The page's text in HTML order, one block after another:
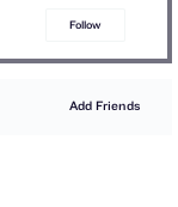
Follow
Add Friends